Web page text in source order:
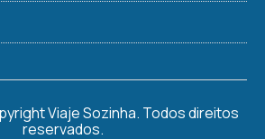
Viaje Sozinha. Todos direitos
reservados.